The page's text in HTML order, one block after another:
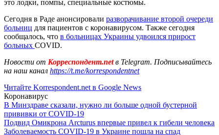
это лодки, помпы, специальные костюмы.
Сегодня в Раде анонсировали разворачивание второй очереди
больниц для пациентов с коронавирусом. Также сегодня
сообщалось, что в больницах Украины удвоился прирост
больных COVID.
Новости от Корреспондент.netв Telegram. Подписывайтесь
на наш канал https://t.me/korrespondentnet
Читайте Korrespondent.net в Google News
Коронавирус
В Минздраве сказали, нужно ли больше одной бустерной
прививки от COVID-19
Подвид Омикрона Arcturus впервые привел к гибели человека
Заболеваемость COVID-19 в Украине пошла на спад